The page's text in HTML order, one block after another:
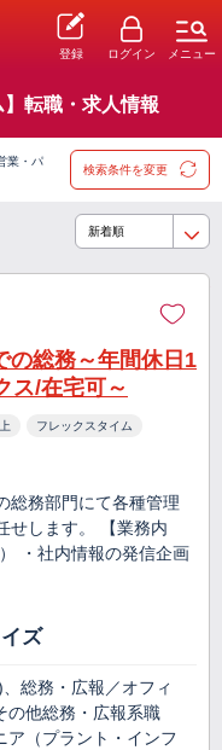
登録 ログイン メニュー
】転職・求人情報
業・パ
検索条件を変更
の総務～年間休日1
ス/在宅可～
フレックスタイム
総務部門にて各種管理
せします。 【業務内
・社内情報の発信企画
ズ
総務・広報／オフィ
の他総務・広報系職
ア（プラント・インフ